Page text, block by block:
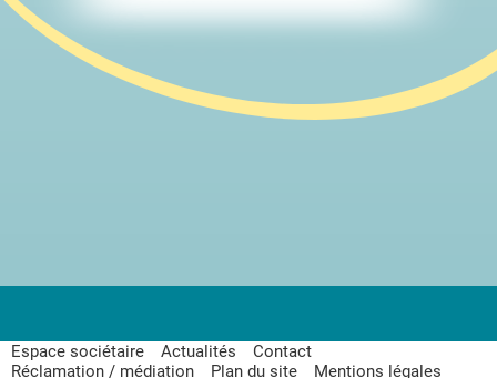
Espace sociétaire Actualités
Contact
Réclamation / médiation
Plan du site Mentions légales